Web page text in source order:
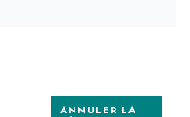
ANNULER LA